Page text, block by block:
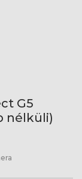
G5
nélküli)